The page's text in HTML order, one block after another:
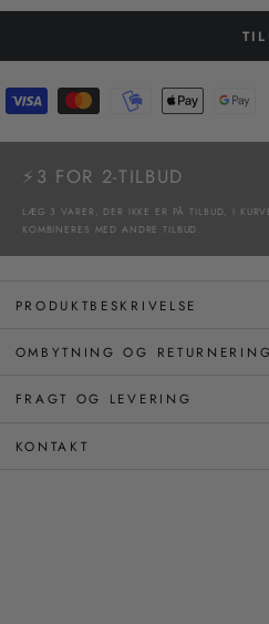
⚡3 FOR 2-TILBUD
LÆG 3 VARER, DER IKKE ER PÅ TILBUD, I
KOMBINERES MED ANDRE TILBUD.
PRODUKTBESKRIVELSE
OMBYTNING OG RETURNERING
FRAGT OG LEVERING
KONTAKT